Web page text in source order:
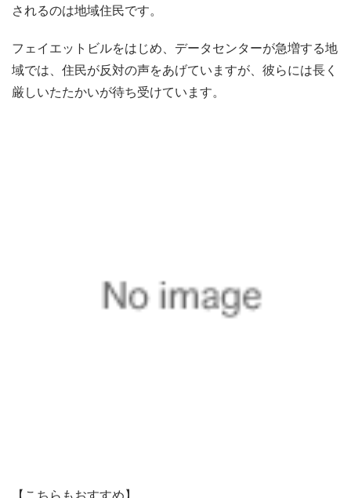
されるのは地域住民です。
フェイエットビルをはじめ、データセンターが急増する地
域では、住民が反対の声をあげていますが、彼らには長く
厳しいたたかいが待ち受けています。